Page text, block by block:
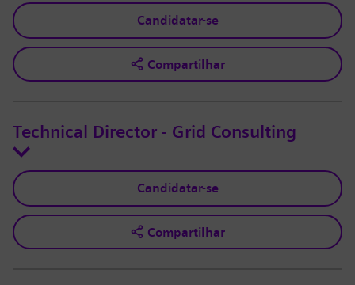
Candidatar-se
Compartilhar
Technical Director - Grid Consulting
Candidatar-se
Compartilhar